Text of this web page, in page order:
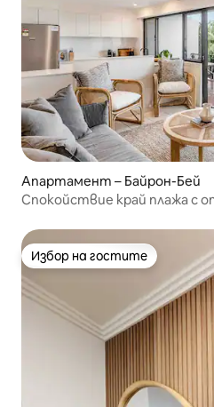
Апартамент – Байрон-Бей
Спокойствие край плажа с
Избор на гостите
Избор на гостите